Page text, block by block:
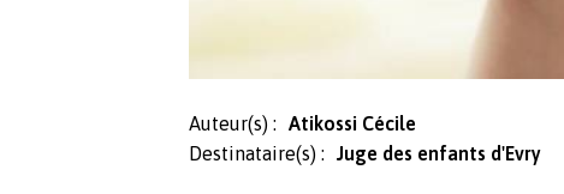
Auteur(s) :
Atikossi Cécile
Destinataire(s) :
Juge des enfants d'Evry